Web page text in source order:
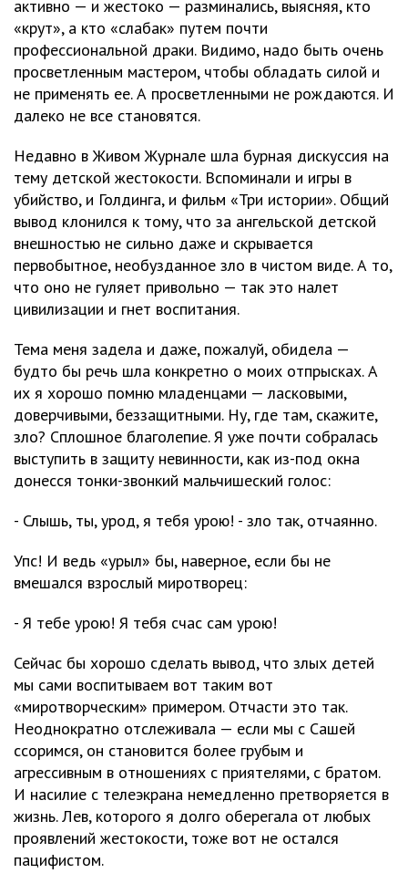
активно — и жестоко — разминались, выясняя, кто
«крут», а кто «слабак» путем почти
профессиональной драки. Видимо, надо быть очень
просветленным мастером, чтобы обладать силой и
не применять ее. А просветленными не рождаются. И
далеко не все становятся.
Недавно в Живом Журнале шла бурная дискуссия на
тему детской жестокости. Вспоминали и игры в
убийство, и Голдинга, и фильм «Три истории». Общий
вывод клонился к тому, что за ангельской детской
внешностью не сильно даже и скрывается
первобытное, необузданное зло в чистом виде. А то,
что оно не гуляет привольно — так это налет
цивилизации и гнет воспитания.
Тема меня задела и даже, пожалуй, обидела —
будто бы речь шла конкретно о моих отпрысках. А
их я хорошо помню младенцами — ласковыми,
доверчивыми, беззащитными. Ну, где там, скажите,
зло? Сплошное благолепие. Я уже почти собралась
выступить в защиту невинности, как из-под окна
донесся тонки-звонкий мальчишеский голос:
- Слышь, ты, урод, я тебя урою! - зло так, отчаянно.
Упс! И ведь «урыл» бы, наверное, если бы не
вмешался взрослый миротворец:
- Я тебе урою! Я тебя счас сам урою!
Сейчас бы хорошо сделать вывод, что злых детей
мы сами воспитываем вот таким вот
«миротворческим» примером. Отчасти это так.
Неоднократно отслеживала — если мы с Сашей
ссоримся, он становится более грубым и
агрессивным в отношениях с приятелями, с братом.
И насилие с телеэкрана немедленно претворяется в
жизнь. Лев, которого я долго оберегала от любых
проявлений жестокости, тоже вот не остался
пацифистом.